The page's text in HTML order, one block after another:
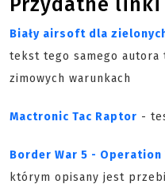
Biały airsoft dla
tekst tego samego
zimowych warunkach
Mactronic Tac Raptor -
Border War 5 - Operation
którym opisany jest